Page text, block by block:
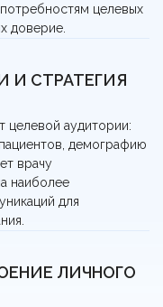
целевых
доверие.
И СТРАТЕГИЯ
аудитории:
демографию
врачу
наиболее
для
ЛИЧНОГО